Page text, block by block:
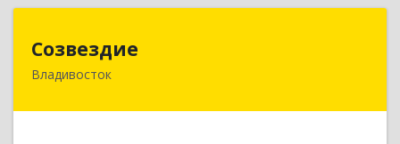
Созвездие
Владивосток690069, Приморский край, Владивосток г,